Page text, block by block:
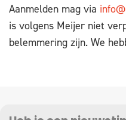
Aanmelden mag via
is volgens Meijer niet
belemmering zijn. We